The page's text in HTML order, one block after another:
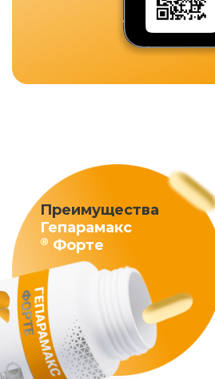
Преимущества
Гепарамакс
® Форте